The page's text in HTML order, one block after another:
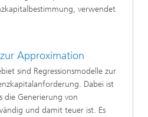
verwendet
Approximation
sind Regressionsmodelle zur
Dabei ist
die Generierung von
und damit teuer ist. Es